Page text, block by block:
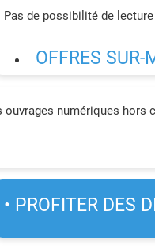
Pas de possibilité de
OFFRES SUR-
numériques hors
• PROFITER DES